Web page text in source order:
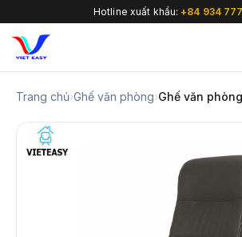
Hotline xuất khẩu:+84 934
Trang chủ›Ghế văn phòng›Ghế văn